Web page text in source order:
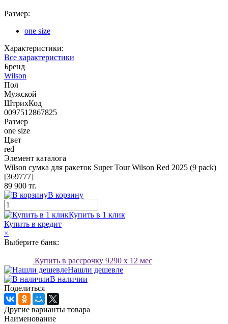
Размер:
one size
Характеристики:
Все характеристики
Бренд
Wilson
Пол
Мужской
ШтрихКод
0097512867825
Размер
one size
Цвет
red
Элемент каталога
Wilson сумка для ракеток Super Tour Wilson Red 2025 (9 pack)
[369777]
89 900 тг.
В корзину
Купить в 1 клик
Купить в кредит
×
Выберите банк:
Купить в рассрочку 9290 x 12 мес
Нашли дешевле
В наличии
Поделиться
Другие варианты товара
Наименование